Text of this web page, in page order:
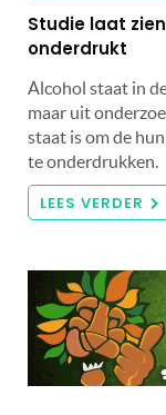
Studie laat
onderdrukt
Alcohol staat in
maar uit
staat is om de
te onderdrukken.
LEES VERDER